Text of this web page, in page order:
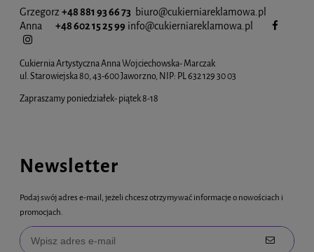
Grzegorz +48 881 93 66 73 biuro@cukierniareklamowa.pl
Anna
+48 602 15 25 99 info@cukierniareklamowa.pl
Cukiernia Artystyczna Anna Wojciechowska- Marczak
ul. Starowiejska 80, 43-600 Jaworzno, NIP: PL 632 129 30 03
Zapraszamy poniedziałek- piątek 8-18
Newsletter
Podaj swój adres e-mail, jeżeli chcesz otrzymywać informacje o nowościach i
promocjach.